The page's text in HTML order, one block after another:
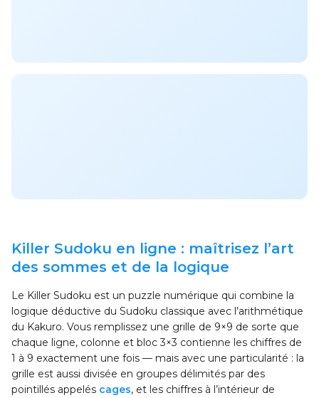
Killer Sudoku en ligne : maîtrisez l’art
des sommes et de la logique
Le Killer Sudoku est un puzzle numérique qui combine la
logique déductive du Sudoku classique avec l’arithmétique
du Kakuro. Vous remplissez une grille de 9×9 de sorte que
chaque ligne, colonne et bloc 3×3 contienne les chiffres de
1 à 9 exactement une fois — mais avec une particularité : la
grille est aussi divisée en groupes délimités par des
pointillés appelés cages, et les chiffres à l’intérieur de